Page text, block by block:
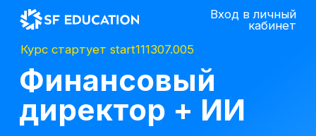
Вход в личный
кабинет
Обновлен в 2026
Обновлен блок: Обзор налоговой реформы в 2026
Модуль: Работа с ИИ
Финансовый
директор + ИИ